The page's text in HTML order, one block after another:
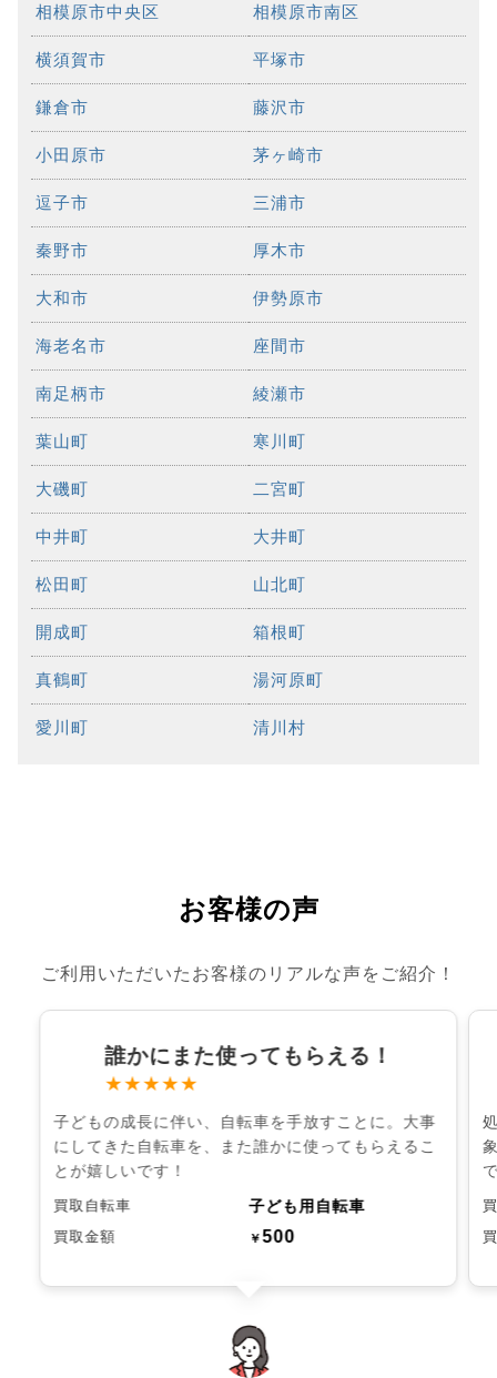
相模原市中央区 相模原市南区
横須賀市 平塚市
鎌倉市 藤沢市
小田原市 茅ヶ崎市
逗子市 三浦市
秦野市 厚木市
大和市 伊勢原市
海老名市 座間市
南足柄市 綾瀬市
葉山町 寒川町
大磯町 二宮町
中井町 大井町
松田町 山北町
開成町 箱根町
真鶴町 湯河原町
愛川町 清川村
お客様の声
ご利用いただいたお客様のリアルな声をご紹介！
誰かにまた使ってもらえる！
★★★★★
子どもの成長に伴い、自転車を手放すことに。大事
にしてきた自転車を、また誰かに使ってもらえるこ
とが嬉しいです！
買取自転車 子ども用自転車
買取金額 ￥500
chevron_left chevron_right